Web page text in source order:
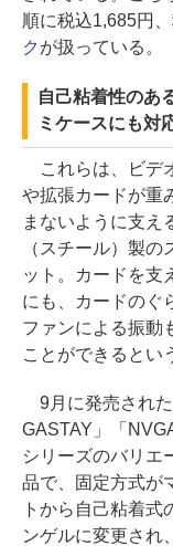
順に税込1,685円
ク が扱っている。
自己粘着性のあ
ミケースにも対
これらは、ビデ
や拡張カードが重
まないように支え
（スチール）製の
ット。カードを支
にも、カードのぐ
ファンによる振動
ことができるとい
9月に発売され
GASTAY」「
シリーズのバリエ
品で、固定方式が
トから自己粘着式
ンゲルに変更され